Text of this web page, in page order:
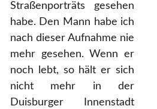
Straßenporträts gesehen
habe. Den Mann habe ich
nach dieser Aufnahme nie
mehr gesehen. Wenn er
noch lebt, so hält er sich
nicht mehr in der
Duisburger Innenstadt